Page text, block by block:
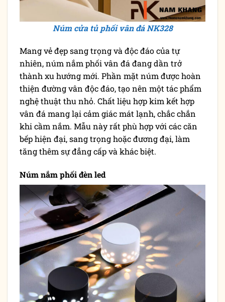
Núm cửa tủ phối vân đá NK328
Mang vẻ đẹp sang trọng và độc đáo của tự
nhiên, núm nắm phối vân đá đang dần trở
thành xu hướng mới. Phần mặt núm được hoàn
thiện đường vân độc đáo, tạo nên một tác phẩm
nghệ thuật thu nhỏ. Chất liệu hợp kim kết hợp
vân đá mang lại cảm giác mát lạnh, chắc chắn
khi cầm nắm. Mẫu này rất phù hợp với các căn
bếp hiện đại, sang trọng hoặc đương đại, làm
tăng thêm sự đẳng cấp và khác biệt.
Núm nắm phối đèn led